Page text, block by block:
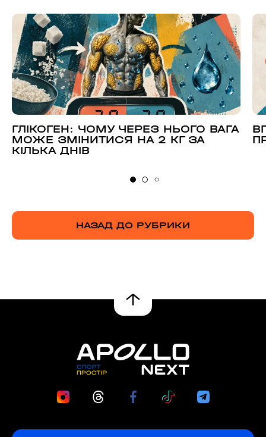
ГЛІКОГЕН: ЧОМУ ЧЕРЕЗ НЬОГО ВАГА
МОЖЕ ЗМІНИТИСЯ НА 2 КГ ЗА
КІЛЬКА ДНІВ
НАЗАД ДО РУБРИКИ